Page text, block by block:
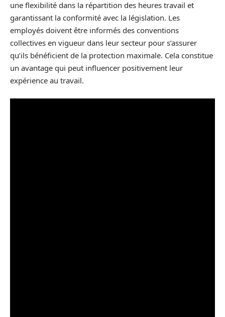
une flexibilité dans la répartition des heures travail et
garantissant la conformité avec la législation. Les
employés doivent être informés des conventions
collectives en vigueur dans leur secteur pour s’assurer
qu’ils bénéficient de la protection maximale. Cela constitue
un avantage qui peut influencer positivement leur
expérience au travail.